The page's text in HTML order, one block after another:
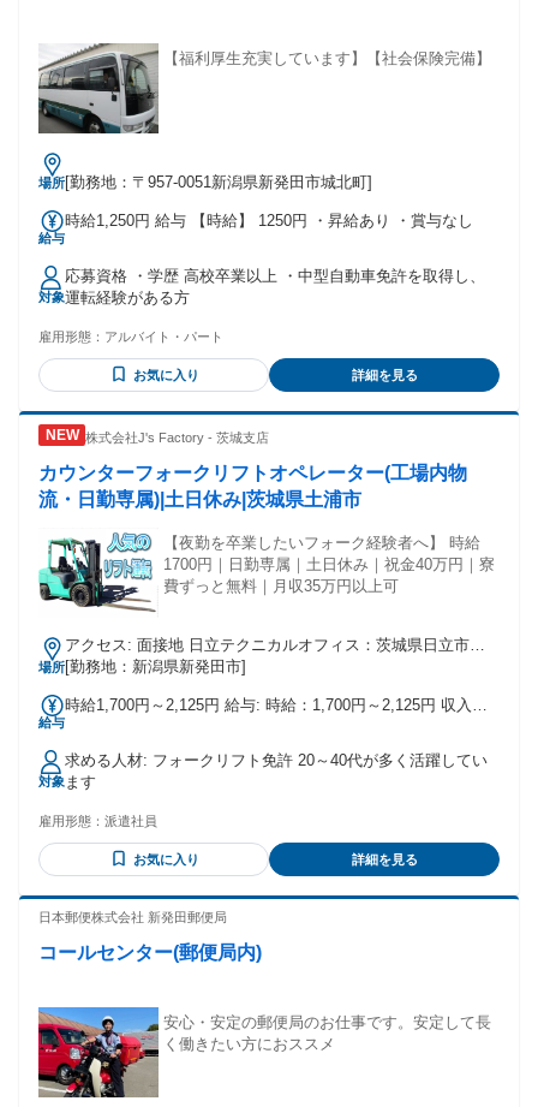
【福利厚生充実しています】【社会保険完備】
場所[勤務地：〒957-0051新潟県新発田市城北町]
給与
時給1,250円 給与 【時給】 1250円 ・昇給あり ・賞与なし
対象
応募資格 ・学歴 高校卒業以上 ・中型自動車免許を取得し、
運転経験がある方
雇用形態： アルバイト・パート
お気に入り 詳細を見る
株式会社J's Factory - 茨城支店
カウンターフォークリフトオペレーター(工場内物
流・日勤専属)|土日休み|茨城県土浦市
【夜勤を卒業したいフォーク経験者へ】 時給
1700円｜日勤専属｜土日休み｜祝金40万円｜寮
費ずっと無料｜月収35万円以上可
場所
アクセス: 面接地 日立テクニカルオフィス：茨城県日立市諏
訪町1－1－43（常磐線 常陸多賀駅） つくばテクニカルオフ
クスプレス つくば駅） 谷和原テクニカルオフィス：茨城県
の駅） ※リモート面接、出張面接もお気軽に問合せ下さい。
[勤務地：新潟県新発田市]
給与
時給1,700円～2,125円 給与: 時給：1,700円～2,125円 収入例
円支給（規定あり）半年で全額支給 ・交通費支給（規定あ
り）
対象
求める人材: フォークリフト免許 20～40代が多く活躍してい
ます
雇用形態： 派遣社員
お気に入り 詳細を見る
日本郵便株式会社 新発田郵便局
コールセンター(郵便局内)
安心・安定の郵便局のお仕事です。安定して長
く働きたい方におススメ